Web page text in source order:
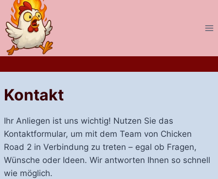
Aller
au
contenu
Kontakt
Ihr Anliegen ist uns wichtig! Nutzen Sie das
Kontaktformular, um mit dem Team von Chicken
Road 2 in Verbindung zu treten – egal ob Fragen,
Wünsche oder Ideen. Wir antworten Ihnen so schnell
wie möglich.